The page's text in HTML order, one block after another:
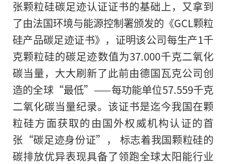
张颗粒硅碳足迹认证证书的基础上，又拿到
了由法国环境与能源控制署颁发的《GCL颗粒
硅产品碳足迹证书》，证明该公司每生产1千
克颗粒硅的碳足迹数值为37.000千克二氧化
碳当量，大大刷新了此前由德国瓦克公司创
造的全球“最低”——每功能单位57.559千克
二氧化碳当量纪录。该证书是迄今我国在颗
粒硅方面获取的 由国外权威机构认证的首
张“碳足迹身份证”， 标志着我国颗粒硅的
碳排放优异表现具备了领跑全球太阳能行业